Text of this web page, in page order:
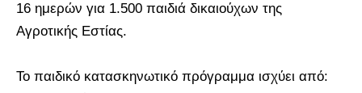
16 ημερών για 1.500 παιδιά δικαιούχων της
Αγροτικής Εστίας.
Το παιδικό κατασκηνωτικό πρόγραμμα ισχύει από: